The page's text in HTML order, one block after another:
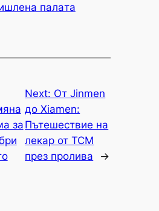
палaта
за
Next: От Jinmen
до Xiamen:
Пътешествие на
лекар от TCM
през пролива
→